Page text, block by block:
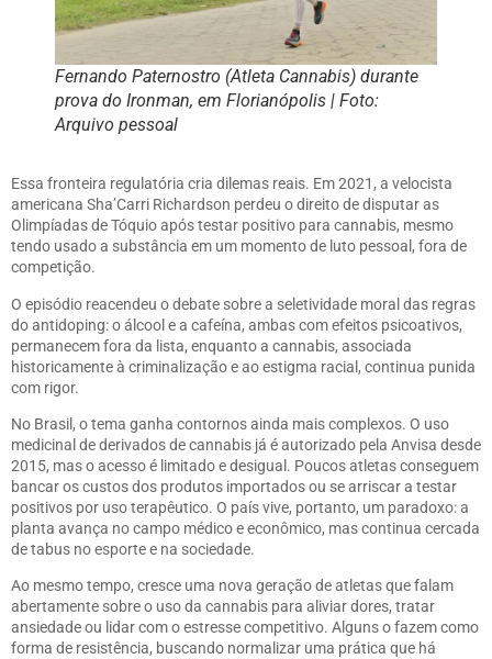
Fernando Paternostro (Atleta Cannabis) durante
prova do Ironman, em Florianópolis | Foto:
Arquivo pessoal
Essa fronteira regulatória cria dilemas reais. Em 2021, a velocista
americana Sha’Carri Richardson perdeu o direito de disputar as
Olimpíadas de Tóquio após testar positivo para cannabis, mesmo
tendo usado a substância em um momento de luto pessoal, fora de
competição.
O episódio reacendeu o debate sobre a seletividade moral das regras
do antidoping: o álcool e a cafeína, ambas com efeitos psicoativos,
permanecem fora da lista, enquanto a cannabis, associada
historicamente à criminalização e ao estigma racial, continua punida
com rigor.
No Brasil, o tema ganha contornos ainda mais complexos. O uso
medicinal de derivados de cannabis já é autorizado pela Anvisa desde
2015, mas o acesso é limitado e desigual. Poucos atletas conseguem
bancar os custos dos produtos importados ou se arriscar a testar
positivos por uso terapêutico. O país vive, portanto, um paradoxo: a
planta avança no campo médico e econômico, mas continua cercada
de tabus no esporte e na sociedade.
Ao mesmo tempo, cresce uma nova geração de atletas que falam
abertamente sobre o uso da cannabis para aliviar dores, tratar
ansiedade ou lidar com o estresse competitivo. Alguns o fazem como
forma de resistência, buscando normalizar uma prática que há